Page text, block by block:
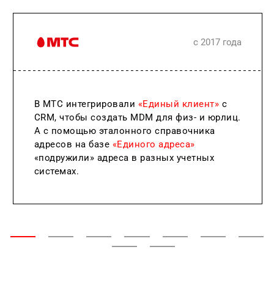
с 2017 года
В МТС интегрировали «Единый клиент» с
CRM, чтобы создать MDM для физ- и юрлиц.
А с помощью эталонного справочника
адресов на базе «Единого адреса»
«подружили» адреса в разных учетных
системах.